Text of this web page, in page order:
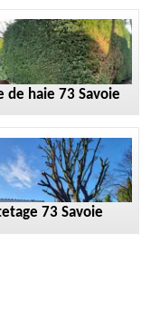
de haie 73 Savoie
73 Savoie